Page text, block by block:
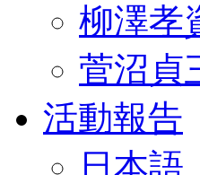
柳澤孝
菅沼貞
活動報告
日本語